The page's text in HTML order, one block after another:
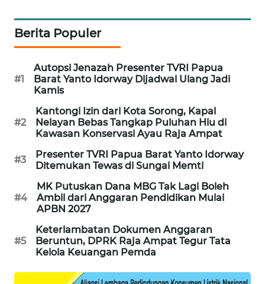
Berita Populer
#1
Autopsi Jenazah Presenter TVRI Papua
Barat Yanto Idorway Dijadwal Ulang Jadi
Kamis
#2
Kantongi Izin dari Kota Sorong, Kapal
Nelayan Bebas Tangkap Puluhan Hiu di
Kawasan Konservasi Ayau Raja Ampat
#3
Presenter TVRI Papua Barat Yanto Idorway
Ditemukan Tewas di Sungai Memti
#4
MK Putuskan Dana MBG Tak Lagi Boleh
Ambil dari Anggaran Pendidikan Mulai
APBN 2027
#5
Keterlambatan Dokumen Anggaran
Beruntun, DPRK Raja Ampat Tegur Tata
Kelola Keuangan Pemda
METRO
METRO
NEWS
NEWS
KARING
NEWS
JURNAL
MARITIM
HUMBANG